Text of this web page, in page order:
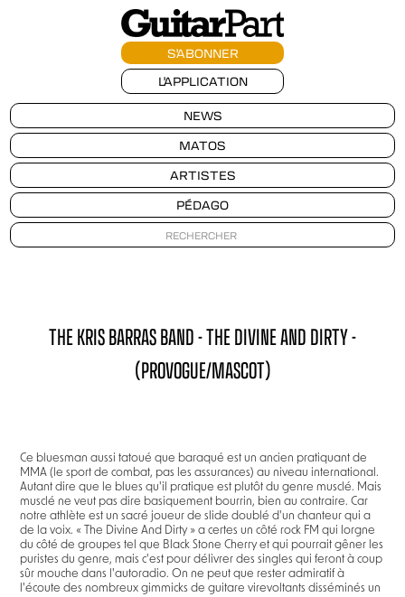
S'ABONNER
L'APPLICATION
NEWS
MATOS
ARTISTES
PÉDAGO
THE KRIS BARRAS BAND - THE DIVINE AND DIRTY -
(PROVOGUE/MASCOT)
Ce bluesman aussi tatoué que baraqué est un ancien pratiquant de
MMA (le sport de combat, pas les assurances) au niveau international.
Autant dire que le blues qu'il pratique est plutôt du genre musclé. Mais
musclé ne veut pas dire basiquement bourrin, bien au contraire. Car
notre athlète est un sacré joueur de slide doublé d'un chanteur qui a
de la voix. « The Divine And Dirty » a certes un côté rock FM qui lorgne
du côté de groupes tel que Black Stone Cherry et qui pourrait gêner les
puristes du genre, mais c'est pour délivrer des singles qui feront à coup
sûr mouche dans l'autoradio. On ne peut que rester admiratif à
l'écoute des nombreux gimmicks de guitare virevoltants disséminés un